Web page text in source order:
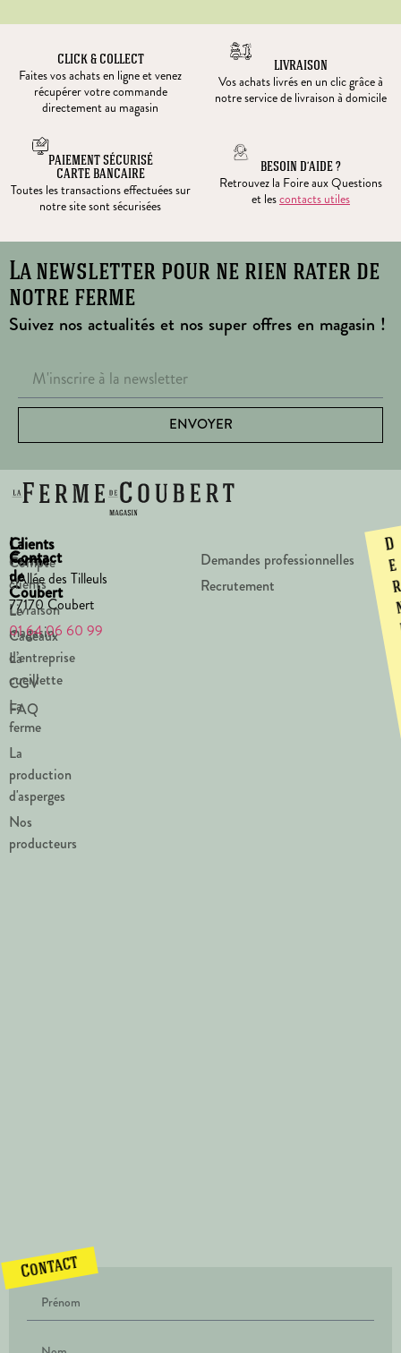
CLICK & COLLECT
Faites vos achats en ligne et venez
récupérer votre commande
directement au magasin
LIVRAISON
Vos achats livrés en un clic grâce à
notre service de livraison à domicile
PAIEMENT SÉCURISÉ
CARTE BANCAIRE
Toutes les transactions effectuées sur
notre site sont sécurisées
BESOIN D’AIDE ?
Retrouvez la Foire aux Questions
et lescontacts utiles
La newsletter pour ne rien rater de
notre ferme
Suivez nos actualités et nos super offres en magasin !
ENVOYER
La
Ferme
de
Coubert
Le
magasin
La
cueillette
La
ferme
La
production
d'asperges
Nos
producteurs
Clients
Compte
clients
Livraison
Cadeaux
d’entreprise
CGV
FAQ
Contact
1 Allée des Tilleuls
77170 Coubert
01 64 06 60 99
Demandes professionnelles
Recrutement
D
e
Contact